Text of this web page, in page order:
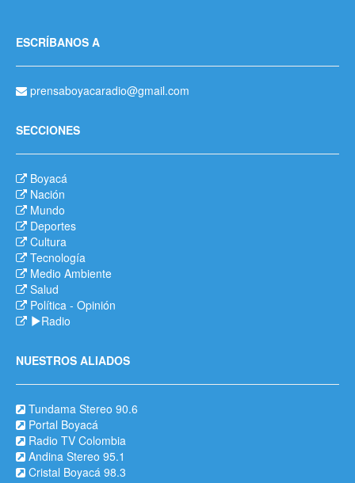
ESCRÍBANOS A
prensaboyacaradio@gmail.com
SECCIONES
Boyacá
Nación
Mundo
Deportes
Cultura
Tecnología
Medio Ambiente
Salud
Política - Opinión
Radio
NUESTROS ALIADOS
Tundama Stereo 90.6
Portal Boyacá
Radio TV Colombia
Andina Stereo 95.1
Cristal Boyacá 98.3